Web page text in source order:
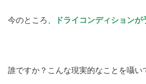
今のところ、 ドライコンディションが
誰ですか？こんな現実的なことを囁い